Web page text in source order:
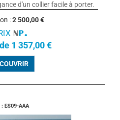
d'un collier facile à porter.
:2 500,00 €
1 357,00 €
: ES09-AAA